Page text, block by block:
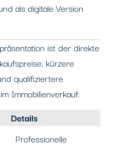
als digitale Version
ist der direkte
kürzere
qualifiziertere
Immobilienverkauf.
Details
Professionelle